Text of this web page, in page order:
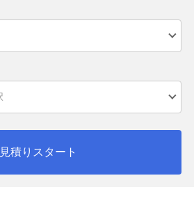
見積りスタート